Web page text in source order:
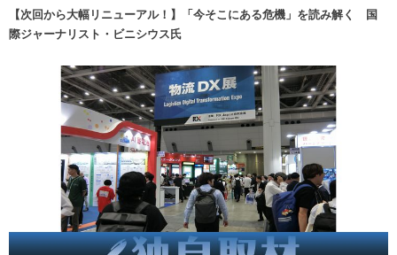
【次回から大幅リニューアル！】「今そこにある危機」を読み解く 国
際ジャーナリスト・ビニシウス氏